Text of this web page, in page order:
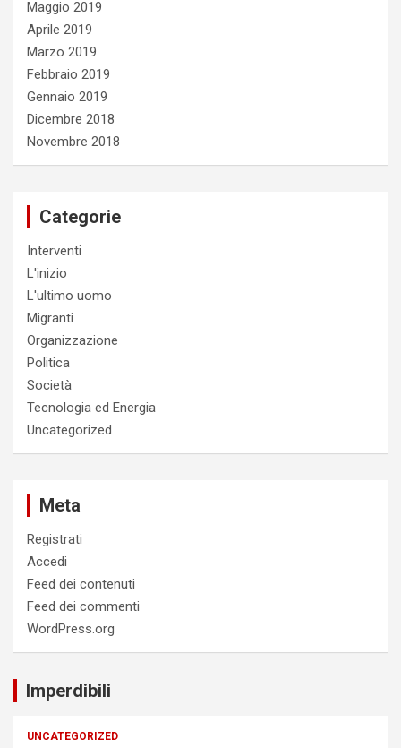
Maggio 2019
Aprile 2019
Marzo 2019
Febbraio 2019
Gennaio 2019
Dicembre 2018
Novembre 2018
Categorie
Interventi
L'inizio
L'ultimo uomo
Migranti
Organizzazione
Politica
Società
Tecnologia ed Energia
Uncategorized
Meta
Registrati
Accedi
Feed dei contenuti
Feed dei commenti
WordPress.org
Imperdibili
UNCATEGORIZED